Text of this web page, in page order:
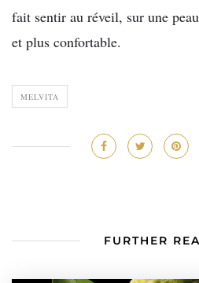
fait sentir au réveil, sur une
et plus confortable.
MELVITA
FURTHER